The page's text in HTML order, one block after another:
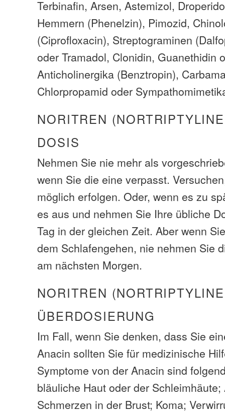
Terbinafin, Arsen, Astemizol,
Hemmern (Phenelzin), Pimozid,
(Ciprofloxacin), Streptograminen
oder Tramadol, Clonidin, Guanethidin
Anticholinergika (Benztropin),
Chlorpropamid oder
NORITREN
DOSIS
Nehmen Sie nie mehr als
wenn Sie die eine verpasst.
möglich erfolgen. Oder, wenn es zu
es aus und nehmen Sie Ihre übliche
Tag in der gleichen Zeit. Aber wenn
dem Schlafengehen, nie nehmen Sie
am nächsten Morgen.
NORITREN
ÜBERDOSIERUNG
Im Fall, wenn Sie denken, dass Sie
Anacin sollten Sie für medizinische
Symptome von der Anacin sind
bläuliche Haut oder der
Schmerzen in der Brust; Koma;